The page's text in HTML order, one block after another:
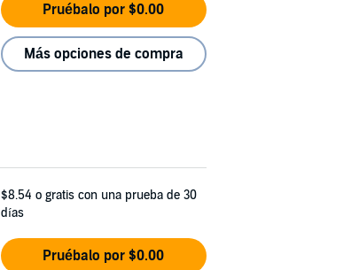
Pruébalo por $0.00
Más opciones de compra
$8.54 o gratis con una prueba de 30
días
Pruébalo por $0.00